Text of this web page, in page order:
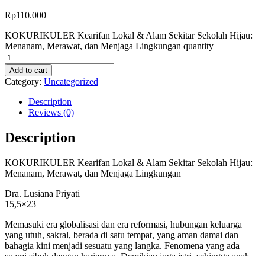
Rp110.000
KOKURIKULER Kearifan Lokal & Alam Sekitar Sekolah Hijau:
Menanam, Merawat, dan Menjaga Lingkungan quantity
Add to cart
Category: Uncategorized
Description
Reviews (0)
Description
KOKURIKULER Kearifan Lokal & Alam Sekitar Sekolah Hijau:
Menanam, Merawat, dan Menjaga Lingkungan
Dra. Lusiana Priyati
15,5×23
Memasuki era globalisasi dan era reformasi, hubungan keluarga
yang utuh, sakral, berada di satu tempat, yang aman damai dan
bahagia kini menjadi sesuatu yang langka. Fenomena yang ada